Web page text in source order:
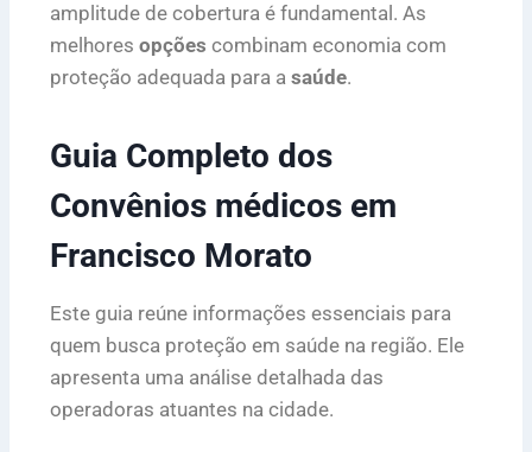
amplitude de cobertura é fundamental. As
melhores opções combinam economia com
proteção adequada para a saúde.
Guia Completo dos
Convênios médicos em
Francisco Morato
Este guia reúne informações essenciais para
quem busca proteção em saúde na região. Ele
apresenta uma análise detalhada das
operadoras atuantes na cidade.